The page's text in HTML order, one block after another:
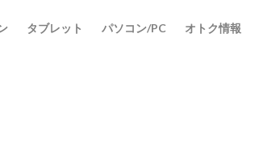
タブレット パソコン/PC オトク情報